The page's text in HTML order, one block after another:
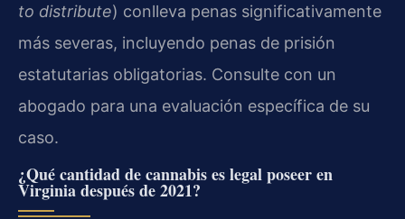
to distribute) conlleva penas significativamente
más severas, incluyendo penas de prisión
estatutarias obligatorias. Consulte con un
abogado para una evaluación específica de su
caso.
¿Qué cantidad de cannabis es legal poseer en
Virginia después de 2021?